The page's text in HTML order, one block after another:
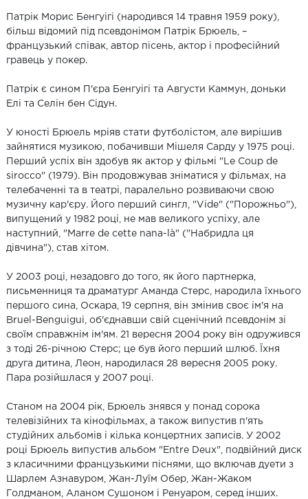
Патрік Морис Бенгуігі (народився 14 травня 1959 року),
більш відомий під псевдонімом Патрік Брюель, –
французький співак, автор пісень, актор і професійний
гравець у покер.
Патрік є сином П'єра Бенгуігі та Августи Каммун, доньки
Елі та Селін бен Сідун.
У юності Брюель мріяв стати футболістом, але вирішив
зайнятися музикою, побачивши Мішеля Сарду у 1975 році.
Перший успіх він здобув як актор у фільмі "Le Coup de
sirocco" (1979). Він продовжував зніматися у фільмах, на
телебаченні та в театрі, паралельно розвиваючи свою
музичну кар'єру. Його перший сингл, "Vide" ("Порожньо"),
випущений у 1982 році, не мав великого успіху, але
наступний, "Marre de cette nana-là" ("Набридла ця
дівчина"), став хітом.
У 2003 році, незадовго до того, як його партнерка,
письменниця та драматург Аманда Стерс, народила їхнього
першого сина, Оскара, 19 серпня, він змінив своє ім'я на
Bruel-Benguigui, об'єднавши свій сценічний псевдонім зі
своїм справжнім ім'ям. 21 вересня 2004 року він одружився
з тоді 26-річною Стерс; це був його перший шлюб. Їхня
друга дитина, Леон, народилася 28 вересня 2005 року.
Пара розійшлася у 2007 році.
Станом на 2004 рік, Брюель знявся у понад сорока
телевізійних та кінофільмах, а також випустив п'ять
студійних альбомів і кілька концертних записів. У 2002
році Брюель випустив альбом "Entre Deux", подвійний диск
з класичними французькими піснями, що включав дуети з
Шарлем Азнавуром, Жан-Луїм Обер, Жан-Жаком
Голдманом, Аланом Сушоном і Ренуаром, серед інших.